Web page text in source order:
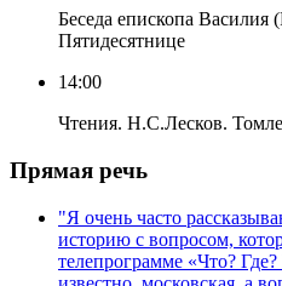
Беседа епископа
Пятидесятнице
14:00
Чтения. Н.С.Лесков.
Прямая речь
"Я очень часто
историю с вопросом,
телепрограмме «Что?